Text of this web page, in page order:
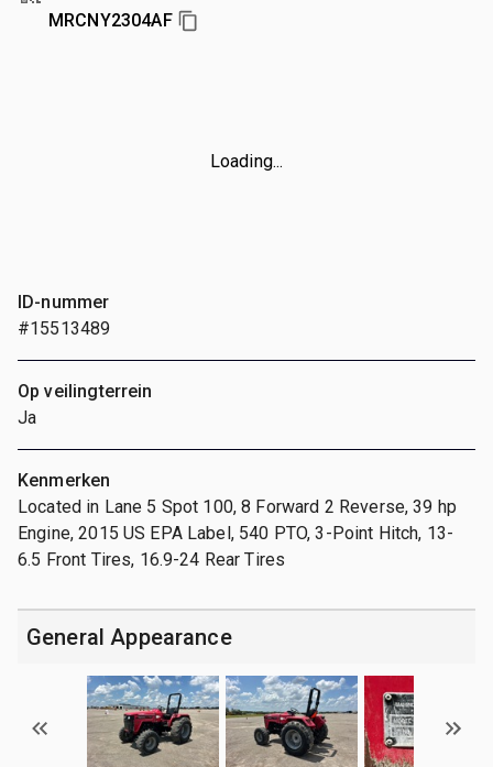
MRCNY2304AF
Loading...
ID-nummer
#15513489
Op veilingterrein
Ja
Kenmerken
Located in Lane 5 Spot 100, 8 Forward 2 Reverse, 39 hp
Engine, 2015 US EPA Label, 540 PTO, 3-Point Hitch, 13-
6.5 Front Tires, 16.9-24 Rear Tires
General Appearance